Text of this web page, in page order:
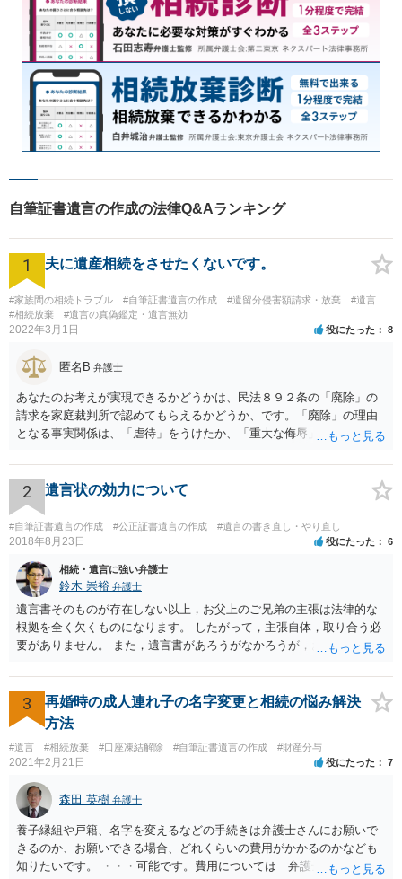
自筆証書遺言の作成の法律Q&Aランキング
1 夫に遺産相続をさせたくないです。
#家族間の相続トラブル #自筆証書遺言の作成 #遺留分侵害額請求・放棄
#遺言
#相続放棄
#遺言の真偽鑑定・遺言無効
2022年3月1日 役にたった 8
匿名B 弁護士
あなたのお考えが実現できるかどうかは、民法８９２条の「廃除」の
請求を家庭裁判所で認めてもらえるかどうか、です。「廃除」の理由
となる事実関係は、「虐待」をうけたか、「重大な侮辱」を受けた
「廃除」は遺言でも可能です（民法８９３条）。 弁護士に具体的な事
情を話して相談して、「廃除」が可能か、実際に法律相談を受けるこ
とをお勧めします。
2 遺言状の効力について
#自筆証書遺言の作成 #公正証書遺言の作成 #遺言の書き直し・やり直し
2018年8月23日 役にたった 6
相続・遺言に強い弁護士
鈴木 崇裕 弁護士
遺言書そのものが存在しない以上，お父上のご兄弟の主張は法律的な
根拠を全く欠くものになります。 したがって，主張自体，取り合う必
要がありません。 また，遺言書があろうがなかろうが，お父上のご兄
ご回答にもありますが， 代理人弁護士をたてて，その弁護士から相手
方に対して， ・相続に関する主張は法的根拠がなく，一切応じないこ
と ・今後一切の連絡をしてこないでほしいこと ・連絡を継続してくる
ようであれば警察への通報や法的措置も辞さないこと などを記載した
書面を発送してもらうことがよろしいように思います。
3
再婚時の成人連れ子の名字変更と相続の悩み解決
方法
#遺言 #相続放棄 #口座凍結解除 #自筆証書遺言の作成 #財産分与
2021年2月21日 役にたった 7
森田 英樹 弁護士
養子縁組や戸籍、名字を変えるなどの手続きは弁護士さんにお願いで
きるのか、お願いできる場合、どれくらいの費用がかかるのかなども
知りたいです。 ・・・可能です。費用については 弁護士と直接面談